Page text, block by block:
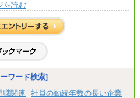
を読む
ワード検索]
職関連
社員の勤続年数の長い企業